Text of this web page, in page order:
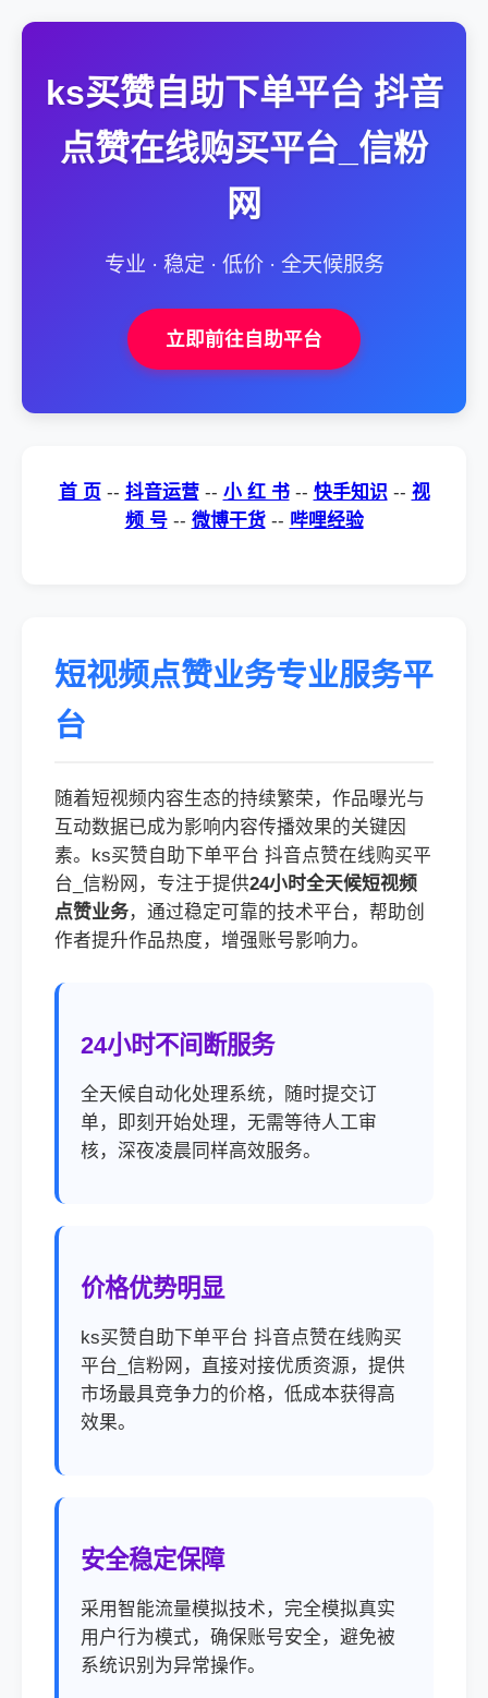
ks买赞自助下单平台 抖音
点赞在线购买平台_信粉
网
专业 · 稳定 · 低价 · 全天候服务
立即前往自助平台
首 页 -- 抖音运营-- 小 红 书-- 快手知识 -- 视
频 号-- 微博干货-- 哔哩经验
短视频点赞业务专业服务平
台
随着短视频内容生态的持续繁荣，作品曝光与
互动数据已成为影响内容传播效果的关键因
素。ks买赞自助下单平台 抖音点赞在线购买平
台_信粉网，专注于提供24小时全天候短视频
点赞业务，通过稳定可靠的技术平台，帮助创
作者提升作品热度，增强账号影响力。
24小时不间断服务
全天候自动化处理系统，随时提交订
单，即刻开始处理，无需等待人工审
核，深夜凌晨同样高效服务。
价格优势明显
ks买赞自助下单平台 抖音点赞在线购买
平台_信粉网，直接对接优质资源，提供
市场最具竞争力的价格，低成本获得高
效果。
安全稳定保障
采用智能流量模拟技术，完全模拟真实
用户行为模式，确保账号安全，避免被
系统识别为异常操作。